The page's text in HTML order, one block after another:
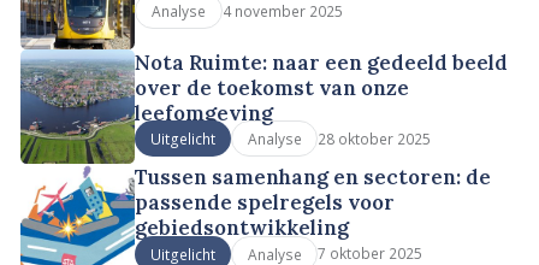
Analyse 4 november 2025
Nota Ruimte: naar een gedeeld beeld
over de toekomst van onze
leefomgeving
Uitgelicht Analyse 28 oktober 2025
Tussen samenhang en sectoren: de
passende spelregels voor
gebiedsontwikkeling
Uitgelicht Analyse 7 oktober 2025